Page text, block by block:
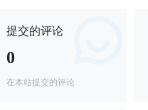
提交的评论
0
在本站提交的评论